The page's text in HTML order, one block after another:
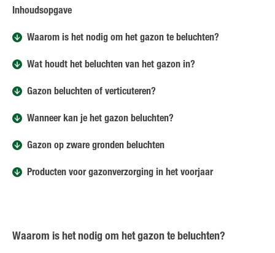
Inhoudsopgave
Waarom is het nodig om het gazon te beluchten?
Wat houdt het beluchten van het gazon in?
Gazon beluchten of verticuteren?
Wanneer kan je het gazon beluchten?
Gazon op zware gronden beluchten
Producten voor gazonverzorging in het voorjaar
Waarom is het nodig om het gazon te beluchten?